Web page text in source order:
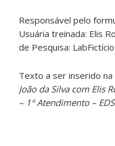
Responsável pelo
Usuária treinada: Elis
de Pesquisa: LabFictício
Texto a ser inserido na
João da Silva com Elis
– 1º Atendimento – EDS